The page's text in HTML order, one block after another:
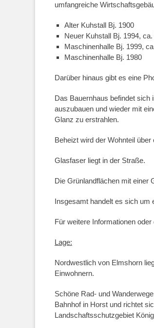
umfangreiche
Alter Kuhstall Bj. 1900
Neuer Kuhstall Bj. 1994,
Maschinenhalle Bj. 1999,
Maschinenhalle Bj. 1980
Darüber hinaus gibt es eine
Das Bauernhaus befindet sich
auszubauen und wieder mit
Glanz zu erstrahlen.
Beheizt wird der Wohnteil
Glasfaser liegt in der Straße.
Die Grünlandflächen mit einer
Insgesamt handelt es sich um
Für weitere Informationen
Lage:
Nordwestlich von Elmshorn
Einwohnern.
Schöne Rad- und
Bahnhof in Horst und richtet
Landschaftsschutzgebiet